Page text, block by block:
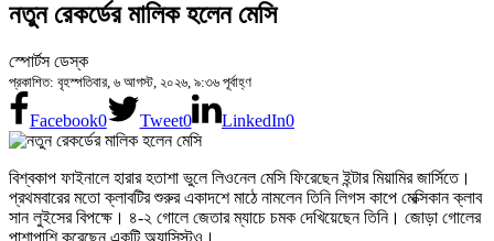
নতুন রেকর্ডের মালিক হলেন মেসি
স্পোর্টস ডেস্ক
প্রকাশিত: বৃহস্পতিবার, ৬ আগস্ট, ২০২৬, ৯:৩৬ পূর্বাহ্ণ
Facebook0 Tweet0 LinkedIn0
বিশ্বকাপ ফাইনালে হারার হতাশা ভুলে লিওনেল মেসি ফিরেছেন ইন্টার মিয়ামির জার্সিতে।
প্রথমবারের মতো ক্লাবটির শুরুর একাদশে মাঠে নামলেন তিনি লিগস কাপে মেক্সিকান ক্লাব
সান লুইসের বিপক্ষে। ৪-২ গোলে জেতার ম্যাচে চমক দেখিয়েছেন তিনি। জোড়া গোলের
পাশাপাশি করেছেন একটি অ্যাসিস্টও।